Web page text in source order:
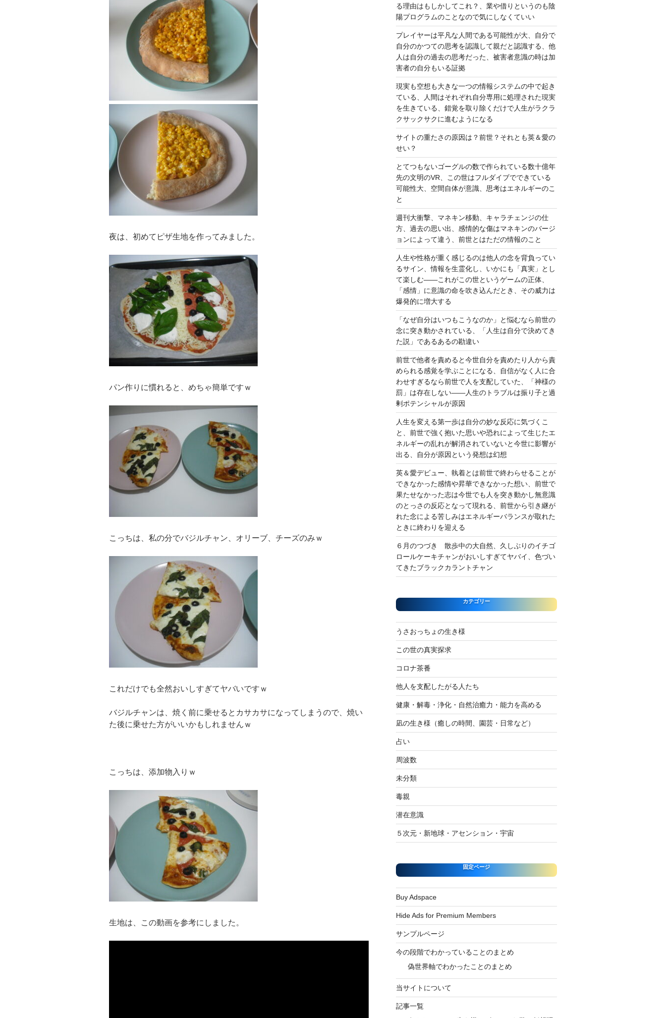
夜は、初めてピザ生地を作ってみました。
パン作りに慣れると、めちゃ簡単ですｗ
こっちは、私の分でバジルチャン、オリーブ、チーズのみｗ
これだけでも全然おいしすぎてヤバいですｗ
バジルチャンは、焼く前に乗せるとカサカサになってしまうので、焼い
た後に乗せた方がいいかもしれませんｗ
こっちは、添加物入りｗ
生地は、この動画を参考にしました。
る理由はもしかしてこれ？、業や借りというのも陰
陽プログラムのことなので気にしなくていい
プレイヤーは平凡な人間である可能性が大、自分で
自分のかつての思考を認識して親だと認識する、他
人は自分の過去の思考だった、被害者意識の時は加
害者の自分もいる証拠
現実も空想も大きな一つの情報システムの中で起き
ている、人間はそれぞれ自分専用に処理された現実
を生きている、錯覚を取り除くだけで人生がラクラ
クサックサクに進むようになる
サイトの重たさの原因は？前世？それとも英＆愛の
せい？
とてつもないゴーグルの数で作られている数十億年
先の文明のVR、この世はフルダイブでできている
可能性大、空間自体が意識、思考はエネルギーのこ
と
週刊大衝撃、マネキン移動、キャラチェンジの仕
方、過去の思い出、感情的な傷はマネキンのバージ
ョンによって違う、前世とはただの情報のこと
人生や性格が重く感じるのは他人の念を背負ってい
るサイン、情報を生霊化し、いかにも「真実」とし
て楽しむ――これがこの世というゲームの正体、
「感情」に意識の命を吹き込んだとき、その威力は
爆発的に増大する
「なぜ自分はいつもこうなのか」と悩むなら前世の
念に突き動かされている、「人生は自分で決めてき
た説」であるあるの勘違い
前世で他者を責めると今世自分を責めたり人から責
められる感覚を学ぶことになる、自信がなく人に合
わせすぎるなら前世で人を支配していた、「神様の
罰」は存在しない――人生のトラブルは振り子と過
剰ポテンシャルが原因
人生を変える第一歩は自分の妙な反応に気づくこ
と、前世で強く抱いた思いや恐れによって生じたエ
ネルギーの乱れが解消されていないと今世に影響が
出る、自分が原因という発想は幻想
英＆愛デビュー、執着とは前世で終わらせることが
できなかった感情や昇華できなかった想い、前世で
果たせなかった志は今世でも人を突き動かし無意識
のとっさの反応となって現れる、前世から引き継が
れた念による苦しみはエネルギーバランスが取れた
ときに終わりを迎える
６月のつづき 散歩中の大自然、久しぶりのイチゴ
ロールケーキチャンがおいしすぎてヤバイ、色づい
てきたブラックカラントチャン
カテゴリー
うさおっちょの生き様
この世の真実探求
コロナ茶番
他人を支配したがる人たち
健康・解毒・浄化・自然治癒力・能力を高める
凪の生き様（癒しの時間、園芸・日常など）
占い
周波数
未分類
毒親
潜在意識
５次元・新地球・アセンション・宇宙
固定ページ
Buy Adspace
Hide Ads for Premium Members
サンプルページ
今の段階でわかっていることのまとめ
偽世界軸でわかったことのまとめ
当サイトについて
記事一覧